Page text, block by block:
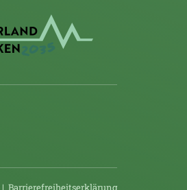
| Barriere­frei­heits­erklärung